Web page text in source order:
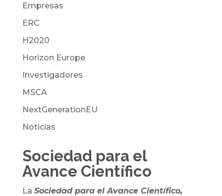
Empresas
ERC
H2020
Horizon Europe
Investigadores
MSCA
NextGenerationEU
Noticias
Sociedad para el
Avance Científico
La Sociedad para el Avance Científico,